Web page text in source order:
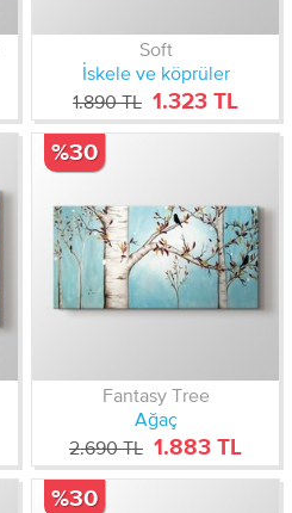
Soft
İskele ve köprüler
1.890 TL 1.323 TL
Fantasy Tree
Ağaç
2.690 TL 1.883 TL
%30
%30